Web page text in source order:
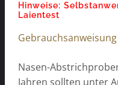
Hinweise:
Laientest
Gebrauchsanweisung
Nasen-
Jahren sollten unter